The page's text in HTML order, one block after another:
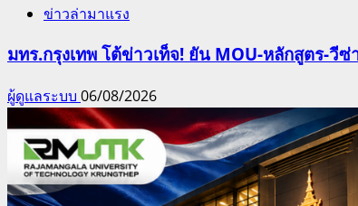
ข่าวล่ามาแรง
มทร.กรุงเทพ โต้ข่าวเท็จ! ยัน MOU-หลักสูตร-วี
ผู้ดูแลระบบ 06/08/2026